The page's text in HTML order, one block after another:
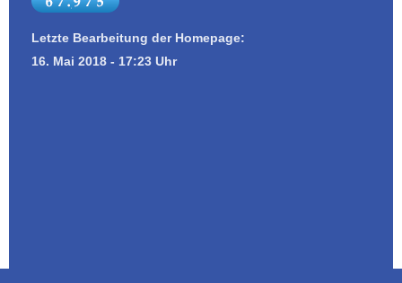
Letzte Bearbeitung der Homepage:
16. Mai 2018 - 17:23 Uhr